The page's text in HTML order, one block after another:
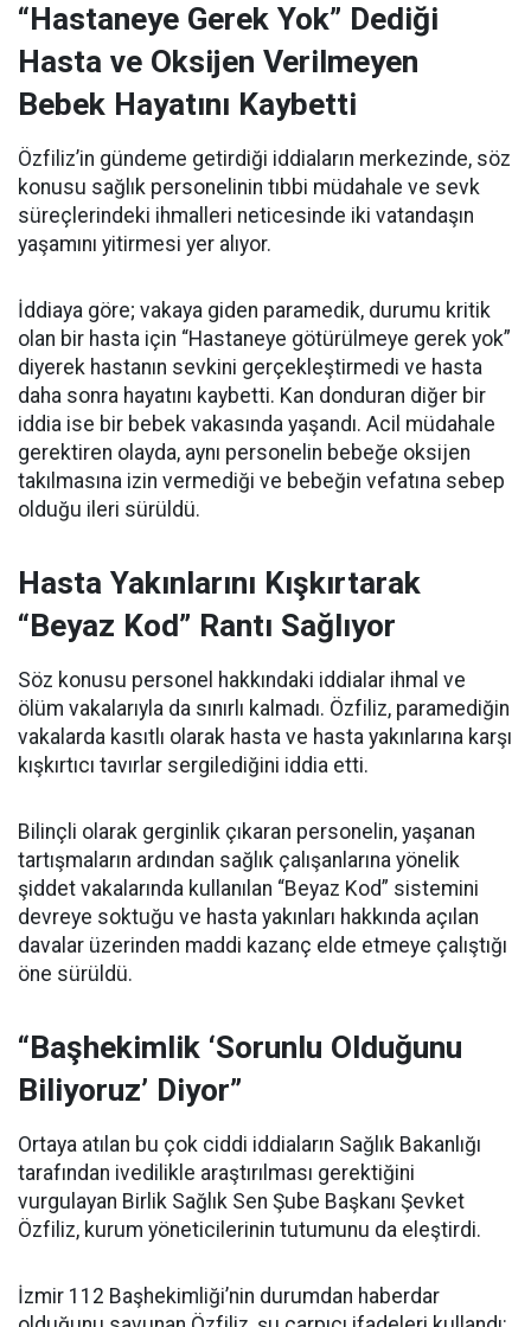
“Hastaneye Gerek Yok” Dediği
Hasta ve Oksijen Verilmeyen
Bebek Hayatını Kaybetti
Özfiliz’in gündeme getirdiği iddiaların merkezinde, söz
konusu sağlık personelinin tıbbi müdahale ve sevk
süreçlerindeki ihmalleri neticesinde iki vatandaşın
yaşamını yitirmesi yer alıyor.
İddiaya göre; vakaya giden paramedik, durumu kritik
olan bir hasta için “Hastaneye götürülmeye gerek yok”
diyerek hastanın sevkini gerçekleştirmedi ve hasta
daha sonra hayatını kaybetti. Kan donduran diğer bir
iddia ise bir bebek vakasında yaşandı. Acil müdahale
gerektiren olayda, aynı personelin bebeğe oksijen
takılmasına izin vermediği ve bebeğin vefatına sebep
olduğu ileri sürüldü.
Hasta Yakınlarını Kışkırtarak
“Beyaz Kod” Rantı Sağlıyor
Söz konusu personel hakkındaki iddialar ihmal ve
ölüm vakalarıyla da sınırlı kalmadı. Özfiliz, paramediğin
vakalarda kasıtlı olarak hasta ve hasta yakınlarına karşı
kışkırtıcı tavırlar sergilediğini iddia etti.
Bilinçli olarak gerginlik çıkaran personelin, yaşanan
tartışmaların ardından sağlık çalışanlarına yönelik
şiddet vakalarında kullanılan “Beyaz Kod” sistemini
devreye soktuğu ve hasta yakınları hakkında açılan
davalar üzerinden maddi kazanç elde etmeye çalıştığı
öne sürüldü.
“Başhekimlik ‘Sorunlu Olduğunu
Biliyoruz’ Diyor”
Ortaya atılan bu çok ciddi iddiaların Sağlık Bakanlığı
tarafından ivedilikle araştırılması gerektiğini
vurgulayan Birlik Sağlık Sen Şube Başkanı Şevket
Özfiliz, kurum yöneticilerinin tutumunu da eleştirdi.
İzmir 112 Başhekimliği’nin durumdan haberdar